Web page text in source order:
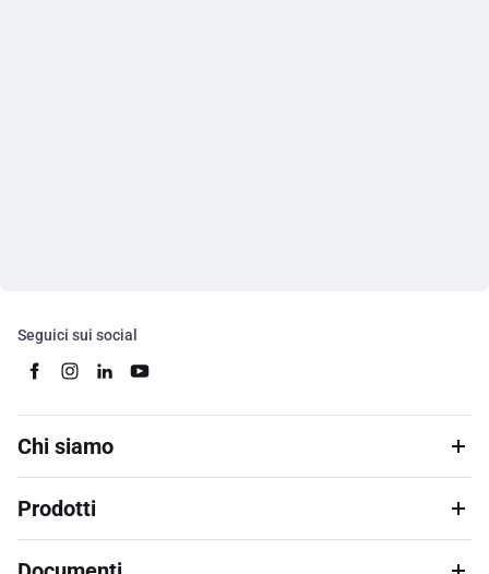
Seguici sui social
Chi siamo
Prodotti